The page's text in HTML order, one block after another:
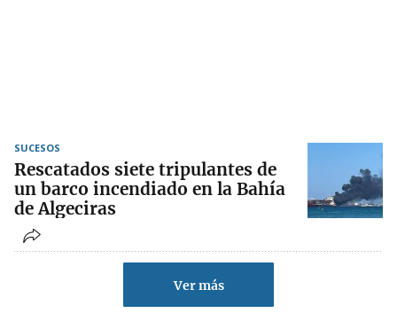
SUCESOS
Rescatados siete tripulantes de
un barco incendiado en la Bahía
de Algeciras
Ver más